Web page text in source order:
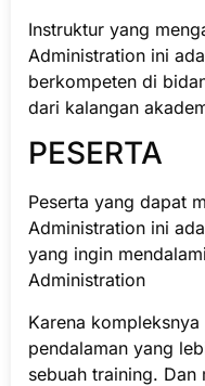
Instruktur yang
Administration ini
berkompeten di
dari kalangan
PESERTA
Peserta yang dapat
Administration ini
yang ingin
Administration
Karena
pendalaman yang
sebuah training. Dan